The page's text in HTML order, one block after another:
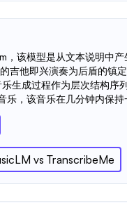
，该模型是从文本说明中产
吉他即兴演奏为后盾的镇定
生成过程作为层次结构序
乐，该音乐在几分钟内保持
vs TranscribeMe